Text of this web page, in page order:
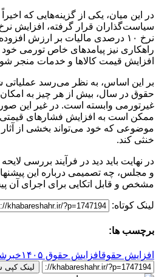
در این میان، یکی از گزینه‌هایی که
سیاست‌گذاران قرار گرفته، افزایش
نرخ ۱۰ درصدی مالیات بر ارزش
راهکاری نیز پیامدهای خاص تورمی خود
افزایش قیمت کالاها و خدمات منجر
بر این اساس، به نظر می‌رسد عملیاتی
حقوق در سال، بیش از هر چیز به امکان
غیرتورمی وابسته است. در غیر این
ممکن است به افزایش فشارهای قیمتی
موضوعی که خود می‌تواند بخشی از
خنثی کند.
در نهایت باید دید در فرآیند بررسی
و مجلس، چه تصمیمی درباره این پیشنهاد
مشخص و قابل اتکایی برای اجرای آن
لینک کوتاه:
برچسب ها:
افزایش حقوقافزایش حقوق ۱۴۰۵
لینک کپی